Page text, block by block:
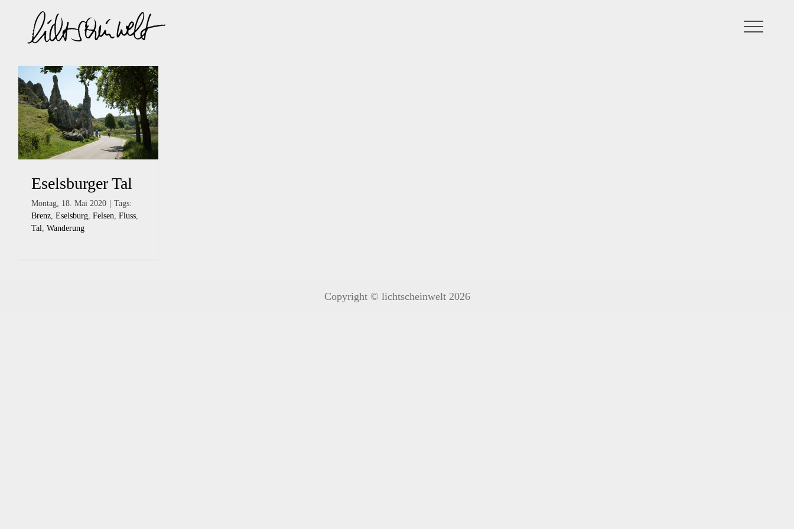
springen
Eselsburger Tal
Montag, 18. Mai 2020
Tags:
Brenz, Eselsburg, Felsen, Fluss,
Tal, Wanderung
Copyright © lichtscheinwelt 2026